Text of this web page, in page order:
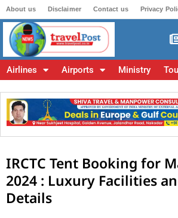
About us Disclaimer Contact us Privacy
Airlines Airports Ministry
IRCTC Tent Booking for
2024 : Luxury Facilities
Details